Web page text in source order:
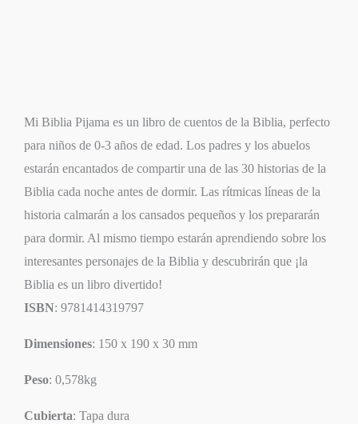
Mi Biblia Pijama es un libro de cuentos de la Biblia, perfecto
para niños de 0-3 años de edad. Los padres y los abuelos
estarán encantados de compartir una de las 30 historias de la
Biblia cada noche antes de dormir. Las rítmicas líneas de la
historia calmarán a los cansados pequeños y los prepararán
para dormir. Al mismo tiempo estarán aprendiendo sobre los
interesantes personajes de la Biblia y descubrirán que ¡la
Biblia es un libro divertido!
ISBN: 9781414319797
Dimensiones: 150 x 190 x 30 mm
Peso: 0,578kg
Cubierta: Tapa dura